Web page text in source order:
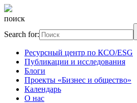
поиск
Search for:
Ресурсный центр по КСО/ESG
Публикации и исследования
Блоги
Проекты «Бизнес и общество»
Календарь
О нас